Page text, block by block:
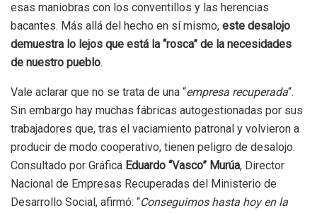
esas maniobras con los conventillos y las herencias
bacantes. Más allá del hecho en sí mismo, este desalojo
demuestra lo lejos que está la “rosca” de la necesidades
de nuestro pueblo.
Vale aclarar que no se trata de una “empresa recuperada“.
Sin embargo hay muchas fábricas autogestionadas por sus
trabajadores que, tras el vaciamiento patronal y volvieron a
producir de modo cooperativo, tienen peligro de desalojo.
Consultado por Gráfica Eduardo “Vasco” Murúa, Director
Nacional de Empresas Recuperadas del Ministerio de
Desarrollo Social, afirmó: “Conseguimos hasta hoy en la